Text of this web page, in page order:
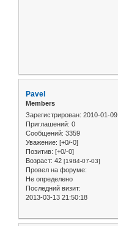
Pavel
Members
Зарегистрирован: 2010-01-09
Приглашений: 0
Сообщений: 3359
Уважение: [+0/-0]
Позитив: [+0/-0]
Возраст: 42 [1984-07-03]
Провел на форуме:
Не определено
Последний визит:
2013-03-13 21:50:18